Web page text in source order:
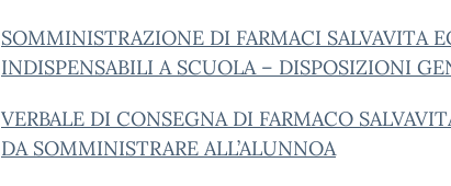
SOMMINISTRAZIONE DI FARMACI SALVAVITA
INDISPENSABILI A SCUOLA – DISPOSIZIONI
VERBALE DI CONSEGNA DI FARMACO
DA SOMMINISTRARE ALL’ALUNNOA